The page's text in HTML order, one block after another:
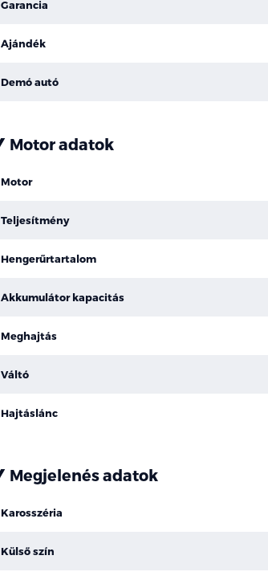
Garancia
Ajándék
Demó autó
Motor adatok
Motor
Teljesítmény
Hengerűrtartalom
Akkumulátor kapacitás
Meghajtás
Váltó
Hajtáslánc
Megjelenés adatok
Karosszéria
Külső szín